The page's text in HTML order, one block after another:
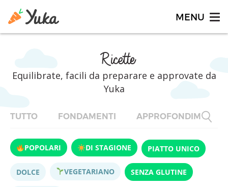
Ricette
Equilibrate, facili da preparare e approvate da
Yuka
TUTTO FONDAMENTI APPROFONDIMENTI
POPOLARI DI STAGIONE PIATTO UNICO
DOLCE VEGETARIANO SENZA GLUTINE